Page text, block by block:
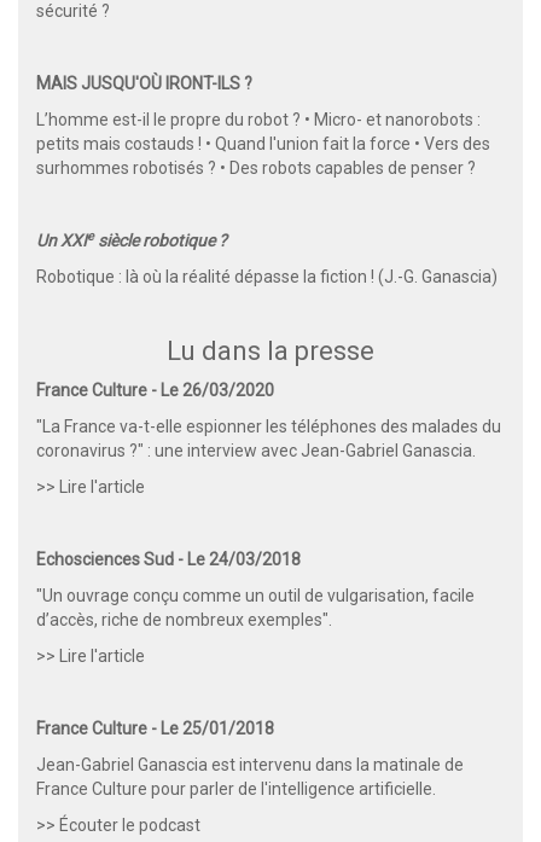
sécurité ?
MAIS JUSQU'OÙ IRONT-ILS ?
L’homme est-il le propre du robot ? • Micro- et nanorobots :
petits mais costauds ! • Quand l'union fait la force • Vers des
surhommes robotisés ? • Des robots capables de penser ?
Un XXIesiècle robotique ?
Robotique : là où la réalité dépasse la fiction ! (J.-G. Ganascia)
Lu dans la presse
France Culture - Le 26/03/2020
"La France va-t-elle espionner les téléphones des malades du
coronavirus ?" : une interview avec Jean-Gabriel Ganascia.
>> Lire l'article
Echosciences Sud - Le 24/03/2018
"Un ouvrage conçu comme un outil de vulgarisation, facile
d’accès, riche de nombreux exemples".
>> Lire l'article
France Culture - Le 25/01/2018
Jean-Gabriel Ganascia est intervenu dans la matinale de
France Culture pour parler de l'intelligence artificielle.
>> Écouter le podcast